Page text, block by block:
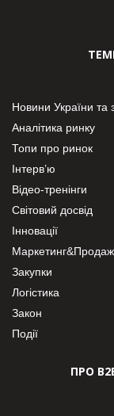
Новини України та
Аналітика ринку
Топи про ринок
Інтерв’ю
Відео-тренінги
Світовий досвід
Інновації
Закупки
Логістика
Закон
Події
ПРО